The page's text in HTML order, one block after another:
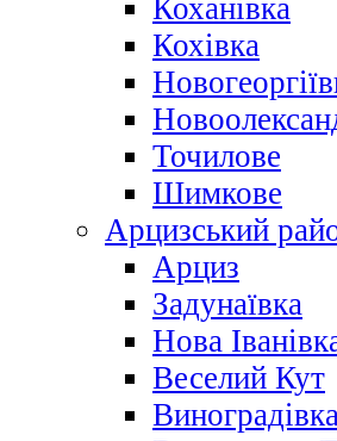
Коханівка
Кохівка
Точилове
Шимкове
Арцизський
Арциз
Задунаївка
Нова
Веселий Кут